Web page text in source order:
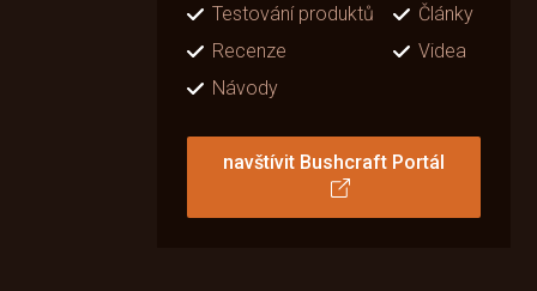
Testování produktů
Články
Recenze
Videa
Návody
navštívit Bushcraft Portál